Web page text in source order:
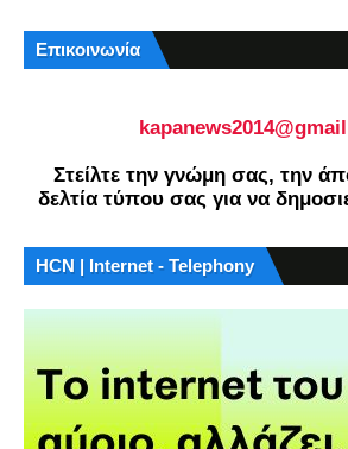
Επικοινωνία
Στείλτε την γνώμη σας, την
δελτία τύπου σας για να
HCN | Internet - Telephony